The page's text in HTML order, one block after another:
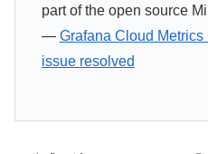
part of the open source
— Grafana Cloud Metrics
issue resolved